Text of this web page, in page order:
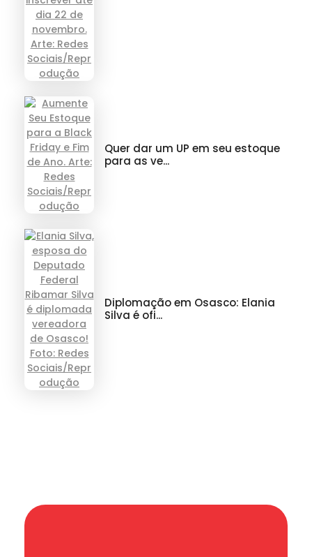
Quer dar um UP em seu estoque
para as ve...
Diplomação em Osasco: Elania
Silva é ofi...